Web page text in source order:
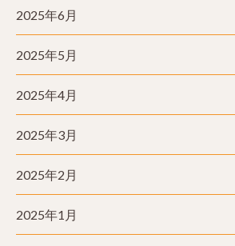
2025年6月
2025年5月
2025年4月
2025年3月
2025年2月
2025年1月